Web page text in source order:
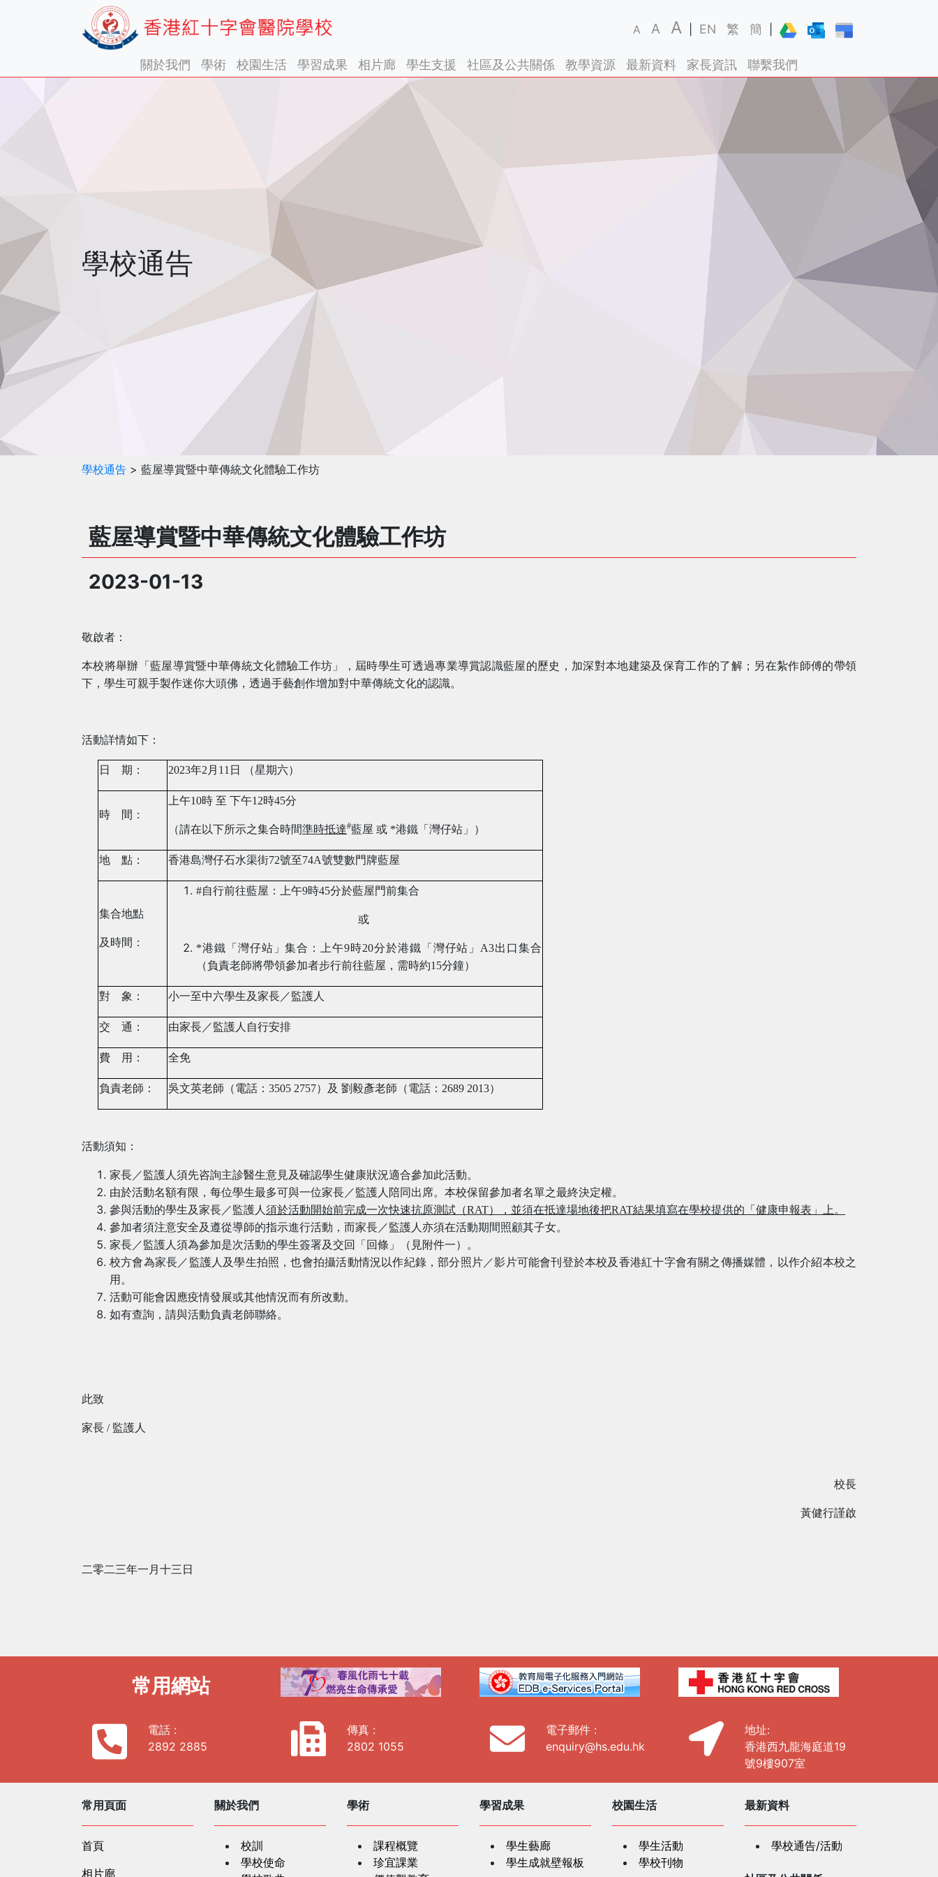
A A A EN 繁 簡
關於我們 學術 校園生活 學習成果 相片廊 學生支援 社區及公共關係 教學資源 最新資料 家長資訊 聯繫我們
學校通告
學校通告 > 藍屋導賞暨中華傳統文化體驗工作坊
藍屋導賞暨中華傳統文化體驗工作坊
2023-01-13
敬啟者：
本校將舉辦「藍屋導賞暨中華傳統文化體驗工作坊」，屆時學生可透過專業導賞認識藍屋的歷史，加深對本地建築及保育工作的了解；另在紮作師傅的帶領
下，學生可親手製作迷你大頭佛，透過手藝創作增加對中華傳統文化的認識。
活動詳情如下：
日 期： 2023年2 月 11 日 （星期六）
時 間：
上午10時 至 下午12時45分
（請在以下所示之集合時間準時抵達#藍屋 或 *港鐵「灣仔站」）
地 點： 香港島灣仔石水渠街72號至74A號雙數門牌藍屋
集合地點
及時間：
#自行前往藍屋：上午9時45分於藍屋門前集合
或
*港鐵「灣仔站」集合：上午9時20分於港鐵「灣仔站」 A3出口集合
（負責老師將帶領參加者步行前往藍屋，需時約15分鐘）
對 象： 小一至中六學生及家長／監護人
交 通： 由家長／監護人自行安排
費 用： 全免
負責老師： 吳文英老師（電話： 3505 2757）及 劉毅彥老師（電話： 2689 2013）
活動須知：
家長／監護人須先咨詢主診醫生意見及確認學生健康狀況適合參加此活動。
由於活動名額有限，每位學生最多可與一位家長／監護人陪同出席。本校保留參加者名單之最終決定權。
參與活動的學生及家長／監護人 須於活動開始前完成一次快速抗原測試（RAT），並須在抵達場地後把RAT結果填寫在學校提供的「健康申報表」上。
參加者須注意安全及遵從導師的指示進行活動，而家長／監護人亦須在活動期間照顧其子女。
家長／監護人須為參加是次活動的學生簽署及交回「回條」（見附件一）。
校方會為家長／監護人及學生拍照，也會拍攝活動情況以作紀錄，部分照片／影片可能會刊登於本校及香港紅十字會有關之傳播媒體，以作介紹本校之
用。
活動可能會因應疫情發展或其他情況而有所改動。
如有查詢，請與活動負責老師聯絡。
此致
家長 / 監護人
校長
黃健行謹啟
二零二三年一 月十三 日
常用網站
電話 :
2892 2885
傳真 :
2802 1055
電子郵件 :
enquiry@hs.edu.hk
地址:
香港西九龍海庭道19
號9樓907室
常用頁面
首頁
相片廊
關於我們
校訓
學校使命
學術
課程概覽
珍宜課業
學習成果
學生藝廊
學生成就壁報板
校園生活
學生活動
學校刊物
最新資料
學校通告/活動